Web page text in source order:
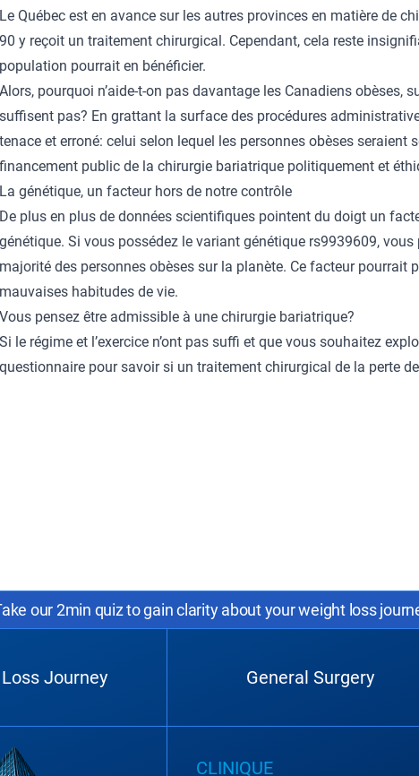
Le Québec est en avance sur les autres provinces en matière de
90 y reçoit un traitement chirurgical. Cependant, cela reste
population pourrait en bénéficier.
Alors, pourquoi n’aide-t-on pas davantage les Canadiens obèses,
suffisent pas? En grattant la surface des procédures
tenace et erroné: celui selon lequel les personnes obèses seraient
financement public de la chirurgie bariatrique politiquement et
La génétique, un facteur hors de notre contrôle
De plus en plus de données scientifiques pointent du doigt un
génétique. Si vous possédez le variant génétique rs9939609,
majorité des personnes obèses sur la planète. Ce facteur pourrait
mauvaises habitudes de vie.
Vous pensez être admissible à une chirurgie bariatrique?
Si le régime et l’exercice n’ont pas suffi et que vous souhaitez
questionnaire pour savoir si un traitement chirurgical de la perte
our 2min quiz to gain clarity about your weight loss
Journey General Surgery
CLINIQUE